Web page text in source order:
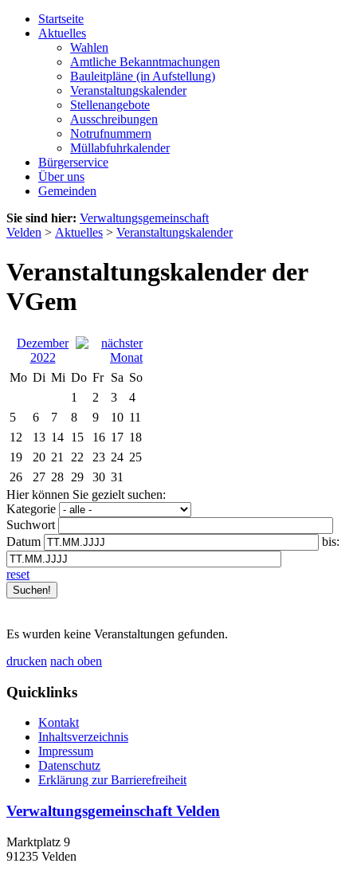
Startseite
Aktuelles
Wahlen
Amtliche Bekanntmachungen
Bauleitpläne (in Aufstellung)
Veranstaltungskalender
Stellenangebote
Ausschreibungen
Notrufnummern
Müllabfuhrkalender
Bürgerservice
Über uns
Gemeinden
Sie sind hier: Verwaltungsgemeinschaft
Velden > Aktuelles > Veranstaltungskalender
Veranstaltungskalender der
VGem
Dezember
2022
Mo Di Mi Do Fr Sa So
1
2 3
4
5
6 7 8 9 10 11
12
13 14 15 16 17 18
19
20 21 22 23 24 25
26
27 28 29 30 31
Hier können Sie gezielt suchen:
Kategorie
Suchwort
Datum
bis:
reset
Es wurden keine Veranstaltungen gefunden.
drucken nach oben
Quicklinks
Kontakt
Inhaltsverzeichnis
Impressum
Datenschutz
Erklärung zur Barrierefreiheit
Verwaltungsgemeinschaft Velden
Marktplatz 9
91235 Velden